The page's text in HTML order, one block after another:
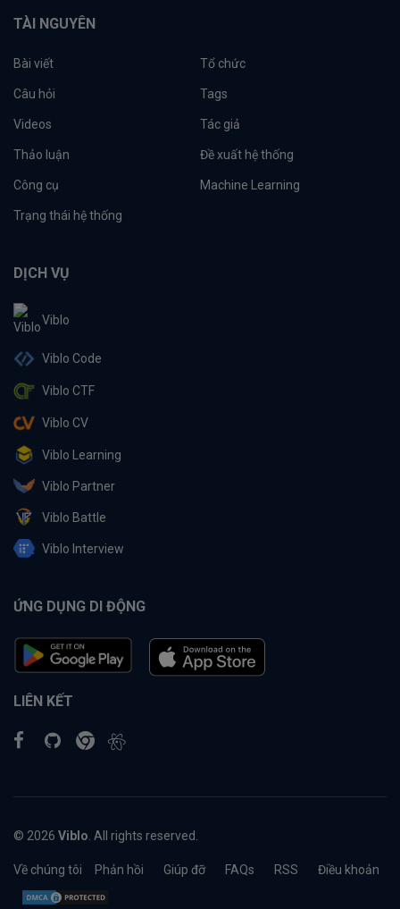
TÀI NGUYÊN
Bài viết Tổ chức
Câu hỏi Tags
Videos Tác giả
Thảo luận Đề xuất hệ thống
Công cụ Machine Learning
Trạng thái hệ thống
DỊCH VỤ
Viblo
Viblo Code
Viblo CTF
Viblo CV
Viblo Learning
Viblo Partner
Viblo Battle
Viblo Interview
ỨNG DỤNG DI ĐỘNG
LIÊN KẾT
© 2026 Viblo . All rights reserved.
Về chúng tôi Phản hồi Giúp đỡ FAQs RSS Điều khoản